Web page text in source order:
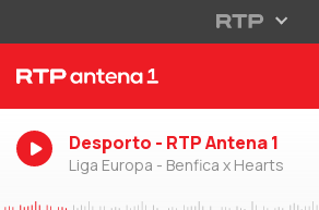
Desporto - RTP Antena 1
Liga Europa - Benfica x Hearts